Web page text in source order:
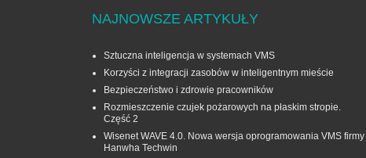
NAJNOWSZE ARTYKUŁY
Sztuczna inteligencja w systemach VMS
Korzyści z integracji zasobów w inteligentnym mieście
Bezpieczeństwo i zdrowie pracowników
Rozmieszczenie czujek pożarowych na płaskim stropie.
Część 2
Wisenet WAVE 4.0. Nowa wersja oprogramowania VMS firmy
Hanwha Techwin